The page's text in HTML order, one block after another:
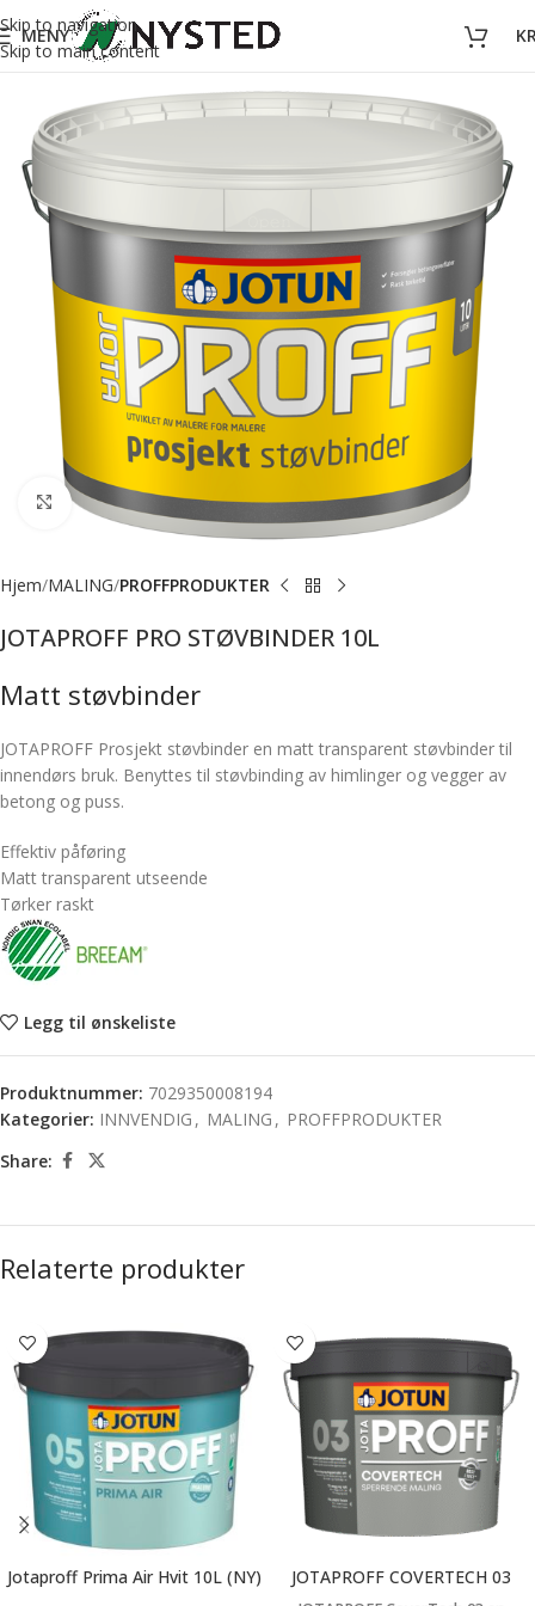
Skip to navigation
Skip to main content
MENY
Forstørr bilde
Hjem MALING PROFFPRODUKTER
JOTAPROFF PRO STØVBINDER 10L
Matt støvbinder
JOTAPROFF Prosjekt støvbinder en matt transparent støvbinder til
innendørs bruk. Benyttes til støvbinding av himlinger og vegger av
betong og puss.
Effektiv påføring
Matt transparent utseende
Tørker raskt
Legg til ønskeliste
Produktnummer: 7029350008194
Kategorier: INNVENDIG , MALING , PROFFPRODUKTER
Share:
Relaterte produkter
Jotaproff Prima Air Hvit 10L (NY) JOTAPROFF COVERTECH 03